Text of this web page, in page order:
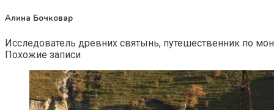
Алина Бочковар
Исследователь древних святынь, путешественник по
Похожие записи